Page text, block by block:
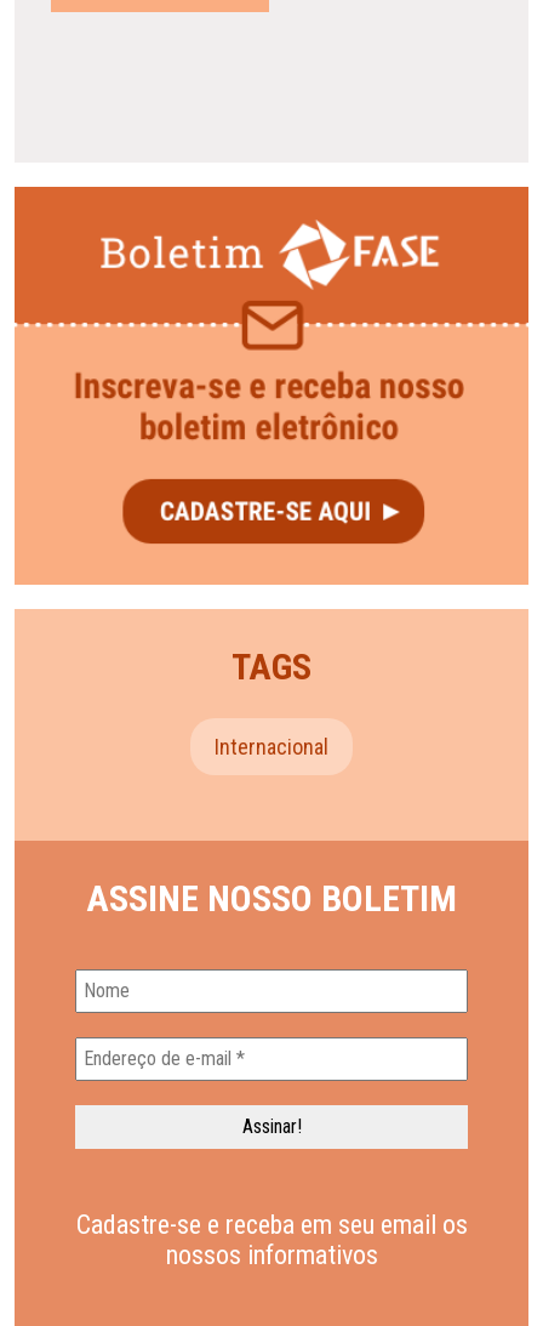
TAGS
Internacional
ASSINE NOSSO BOLETIM
Cadastre-se e receba em seu email os
nossos informativos